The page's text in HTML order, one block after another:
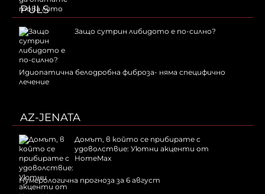
PULS
Защо сутрин либидото е по-силно?
Идиопатична белодробна фиброза- няма специфично
лечение
AZ-JENATA
Домът, в който се прибирате с
удоволствие: Уютни акценти от
HomeMax
Нумерологична прогноза за 6 август